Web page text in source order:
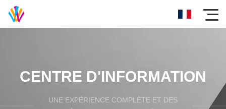
CENTRE D'INFORMATION
UNE EXPÉRIENCE COMPLÈTE ET DES